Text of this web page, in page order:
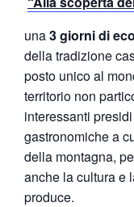
una3 giorni di
della tradizione
posto unico al
territorio non
interessanti
gastronomiche a
della montagna,
anche la cultura e
produce.